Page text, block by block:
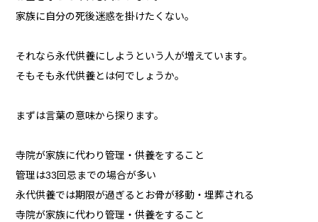
家族に自分の死後迷惑を掛けたくない。
それなら永代供養にしようという人が増えています。
そもそも永代供養とは何でしょうか。
まずは言葉の意味から探ります。
寺院が家族に代わり管理・供養をすること
管理は33回忌までの場合が多い
永代供養では期限が過ぎるとお骨が移動・埋葬される
寺院が家族に代わり管理・供養をすること